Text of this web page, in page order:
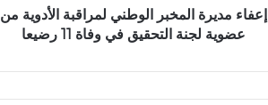
إعفاء مديرة المخبر الوطني لمراقبة الأدوية من
عضوية لجنة التحقيق في وفاة 11 رضيعا